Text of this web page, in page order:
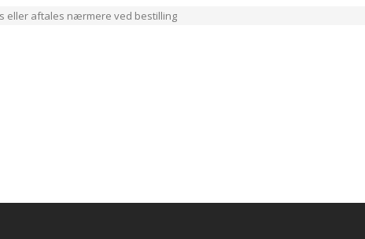
eller aftales nærmere ved bestilling